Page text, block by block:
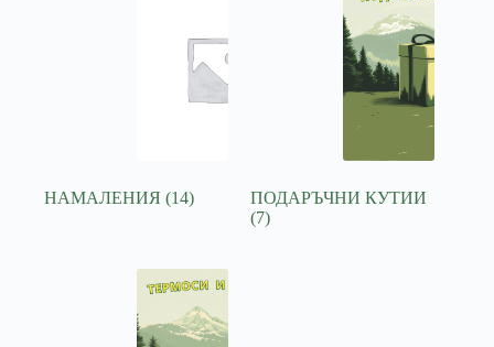
НАМАЛЕНИЯ (14)
ПОДАРЪЧНИ КУТИИ
(7)